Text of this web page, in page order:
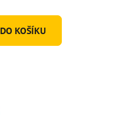
DO KOŠÍKU